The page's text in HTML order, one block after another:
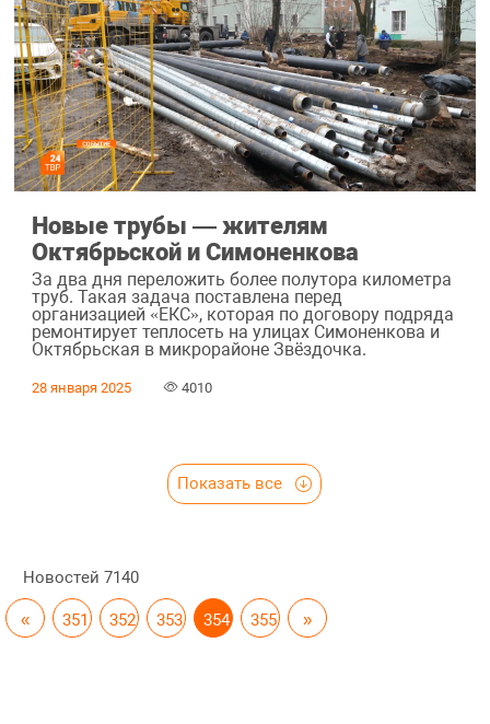
Новые трубы — жителям
Октябрьской и Симоненкова
За два дня переложить более полутора километра
труб. Такая задача поставлена перед
организацией «ЕКС», которая по договору подряда
ремонтирует теплосеть на улицах Симоненкова и
Октябрьская в микрорайоне Звёздочка.
28 января 2025 4010
Показать все
Новостей 7140
« 351 352 353 354 355 »